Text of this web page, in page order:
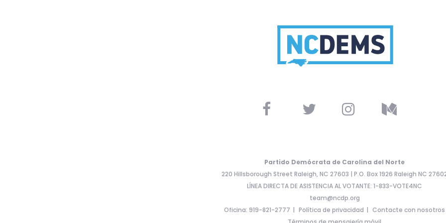
Partido Demócrata de Carolina del Norte
220 Hillsborough Street Raleigh, NC 27603 | P.O. Box 1926 Raleigh NC
LÍNEA DIRECTA DE ASISTENCIA AL VOTANTE: 1-833-VOTE4NC
team@ncdp.org
Oficina: 919-821-2777
Política de privacidad
Contacte con nosotros